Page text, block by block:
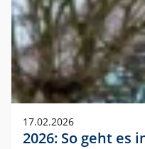
17.02.2026
2026: So geht es